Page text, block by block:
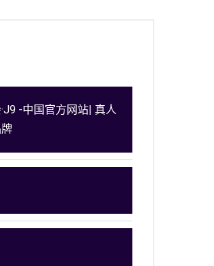
-中国官方网站| 真人